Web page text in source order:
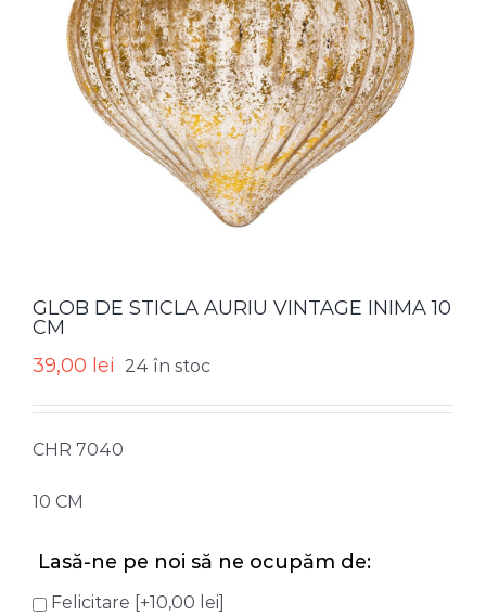
GLOB DE STICLA AURIU VINTAGE INIMA 10
CM
39,00 lei 24 în stoc
CHR 7040
10 CM
Lasă-ne pe noi să ne ocupăm de:
Felicitare [+10,00 lei]